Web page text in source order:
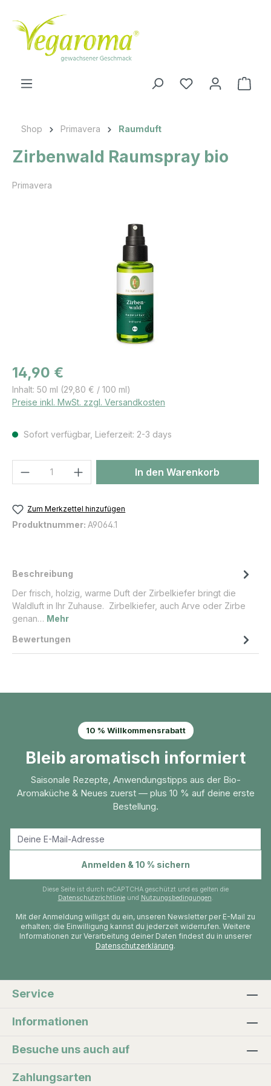
Zum Hauptinhalt springen
Shop Primavera Raumduft
Zirbenwald Raumspray bio
Primavera
Regulärer Preis:
14,90 €
Inhalt: 50 ml (29,80 € / 100 ml)
Preise inkl. MwSt. zzgl. Versandkosten
Sofort verfügbar, Lieferzeit: 2-3 days
Produkt Anzahl: Gib denIn den Warenkorb
Zum Merkzettel hinzufügen
Produktnummer: A9064.1
Beschreibung
Der frisch, holzig, warme Duft der Zirbelkiefer bringt die
Waldluft in Ihr Zuhause. Zirbelkiefer, auch Arve oder Zirbe
genan… Mehr
Bewertungen
10 % Willkommensrabatt
Bleib aromatisch informiert
Saisonale Rezepte, Anwendungstipps aus der Bio-
Aromaküche & Neues zuerst — plus 10 % auf deine erste
Bestellung.
Anmelden & 10 % sichern
Diese Seite ist durch reCAPTCHA geschützt und es gelten die
Datenschutzrichtlinieund Nutzungsbedingungen.
Mit der Anmeldung willigst du ein, unseren Newsletter per E-Mail zu
erhalten; die Einwilligung kannst du jederzeit widerrufen. Weitere
Informationen zur Verarbeitung deiner Daten findest du in unserer
Datenschutzerklärung.
Service
Informationen
Besuche uns auch auf
Zahlungsarten